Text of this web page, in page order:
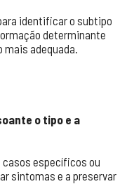
identificar o subtipo
determinante
adequada.
o tipo e a
específicos ou
sintomas e a preservar